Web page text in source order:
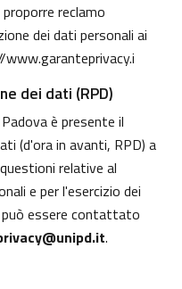
reclamo
dei dati personali ai
dei dati (RPD)
è presente il
(d'ora in avanti, RPD) a
relative al
e per l'esercizio dei
può essere contattato
.